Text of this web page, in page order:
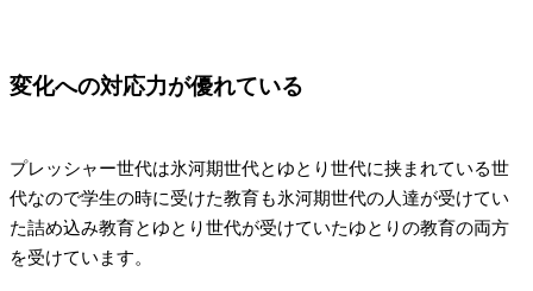
変化への対応力が優れている
プレッシャー世代は氷河期世代とゆとり世代に挟まれている世
代なので学生の時に受けた教育も氷河期世代の人達が受けてい
た詰め込み教育とゆとり世代が受けていたゆとりの教育の両方
を受けています。